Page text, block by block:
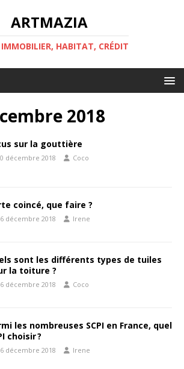
ARTMAZIA
HABITAT, CRÉDIT
2018
sur la gouttière
décembre 2018 Coco
coincé, que faire ?
décembre 2018 Irene
sont les différents types de tuiles
la toiture ?
décembre 2018 Coco
les nombreuses SCPI en France, quel
choisir ?
décembre 2018 Irene